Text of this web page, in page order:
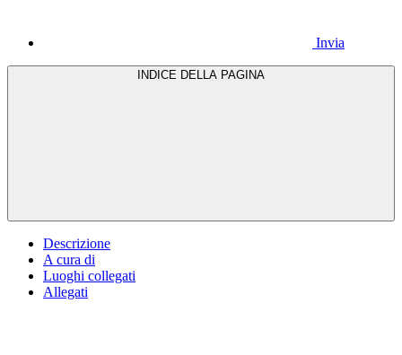
Invia
Descrizione
A cura di
Luoghi collegati
Allegati